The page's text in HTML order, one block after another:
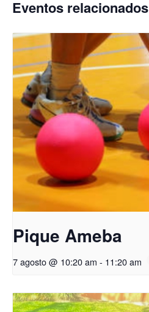
Eventos relacionados
Pique Ameba
7 agosto @ 10:20 am - 11:20 am